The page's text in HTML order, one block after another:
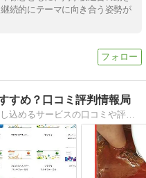
続的にテーマに向き合う姿勢が
すめ？口コミ評判情報局
ネット通販で購入できる商品・申し込めるサービスの口コミや評判を紹介しています。